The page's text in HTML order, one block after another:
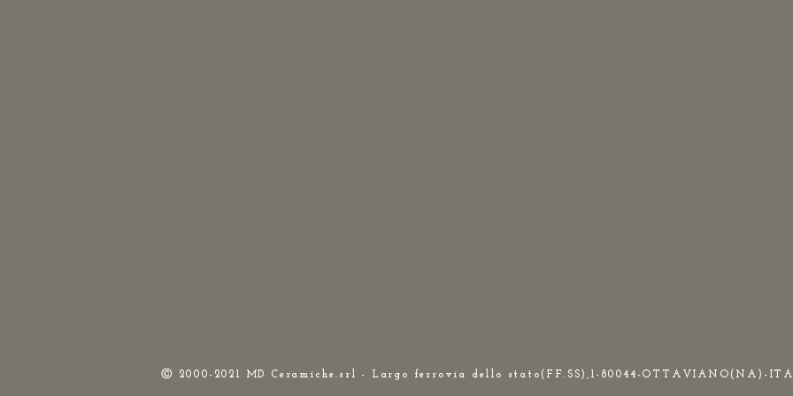
Ⓒ 2000-2021 MD Ceramiche.srl - Largo ferrovia dello stato(FF.SS),1-80044-OTTAVIANO(NA)-